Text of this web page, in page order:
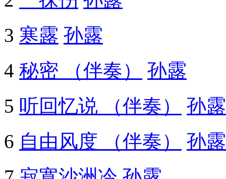
3 寒露 孙露
4 秘密 （伴奏）
孙露
5 听回忆说 （伴奏）
孙露
6 自由风度 （伴奏）
孙露